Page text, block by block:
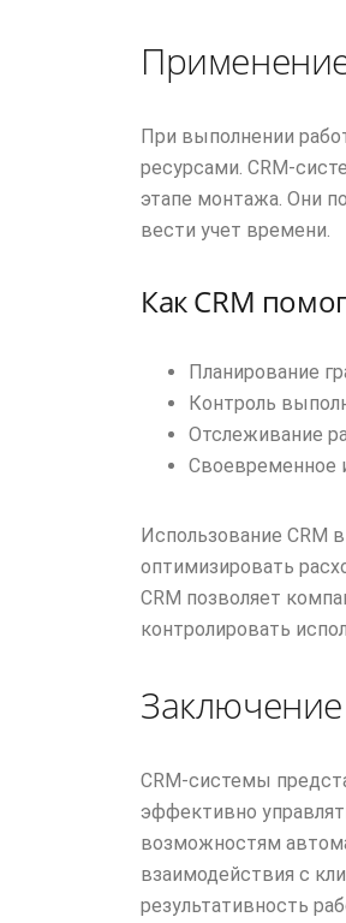
При выполнении
ресурсами. CRM-
этапе монтажа. Они
вести учет времени.
Как CRM
Планирование
Контроль
Отслеживание
Своевременное
Использование CRM
оптимизировать
CRM позволяет
контролировать
Заключение
CRM-системы
эффективно
возможностям
взаимодействия с
результативность